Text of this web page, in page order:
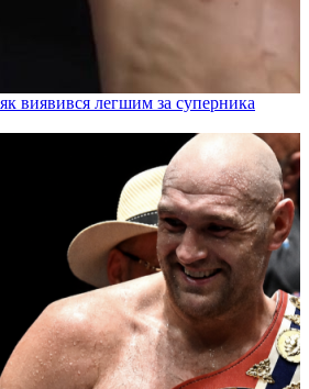
виявився легшим за суперника